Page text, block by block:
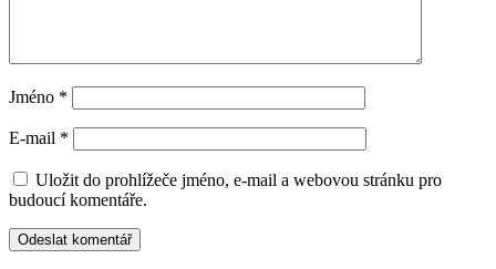
Jméno *
E-mail *
Uložit do prohlížeče jméno, e-mail a webovou stránku pro
budoucí komentáře.